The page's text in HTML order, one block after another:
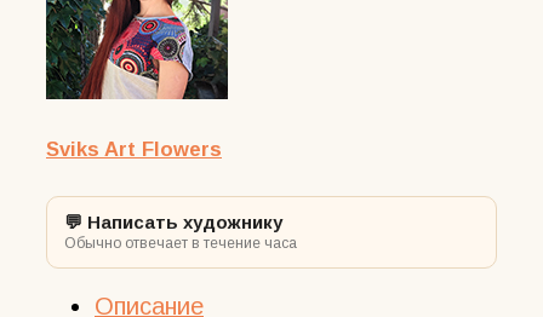
Sviks Art Flowers
💬 Написать художнику
Обычно отвечает в течение часа
Описание